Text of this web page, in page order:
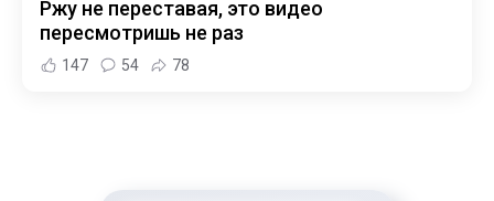
Ржу не переставая, это видео
пересмотришь не раз
147 54 78